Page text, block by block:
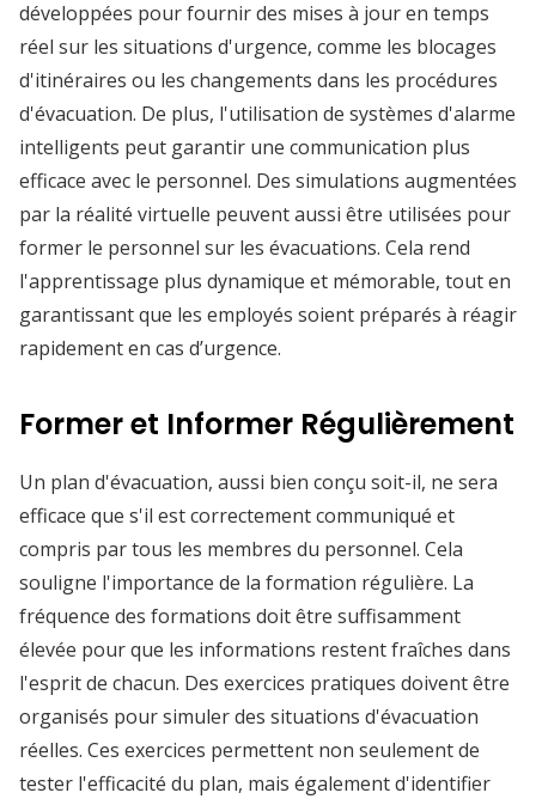
développées pour fournir des mises à jour en temps
réel sur les situations d'urgence, comme les blocages
d'itinéraires ou les changements dans les procédures
d'évacuation. De plus, l'utilisation de systèmes d'alarme
intelligents peut garantir une communication plus
efficace avec le personnel. Des simulations augmentées
par la réalité virtuelle peuvent aussi être utilisées pour
former le personnel sur les évacuations. Cela rend
l'apprentissage plus dynamique et mémorable, tout en
garantissant que les employés soient préparés à réagir
rapidement en cas d’urgence.
Former et Informer Régulièrement
Un plan d'évacuation, aussi bien conçu soit-il, ne sera
efficace que s'il est correctement communiqué et
compris par tous les membres du personnel. Cela
souligne l'importance de la formation régulière. La
fréquence des formations doit être suffisamment
élevée pour que les informations restent fraîches dans
l'esprit de chacun. Des exercices pratiques doivent être
organisés pour simuler des situations d'évacuation
réelles. Ces exercices permettent non seulement de
tester l'efficacité du plan, mais également d'identifier